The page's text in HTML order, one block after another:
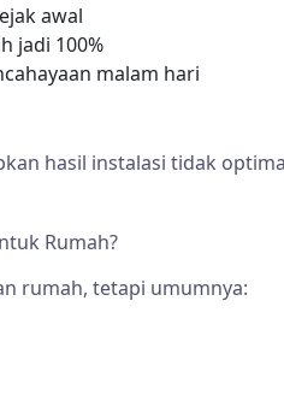
awal
jadi 100%
malam hari
hasil instalasi tidak
Rumah?
rumah, tetapi umumnya: